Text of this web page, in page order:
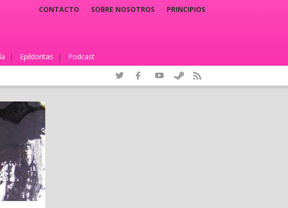
CONTACTO SOBRE NOSOTROS PRINCIPIOS
| Epildoritas | Podcast